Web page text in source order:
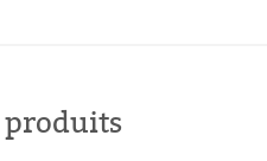
produits